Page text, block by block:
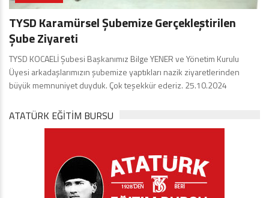
TYSD Karamürsel Şubemize Gerçekleştirilen
Şube Ziyareti
TYSD KOCAELİ Şubesi Başkanımız Bilge YENER ve Yönetim Kurulu
Üyesi arkadaşlarımızın şubemize yaptıkları nazik ziyaretlerinden
büyük memnuniyet duyduk. Çok teşekkür ederiz. 25.10.2024
ATATÜRK EĞITIM BURSU